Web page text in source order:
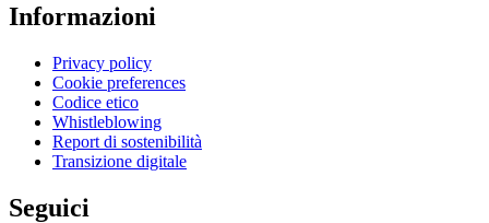
Informazioni
Privacy policy
Cookie preferences
Codice etico
Whistleblowing
Report di sostenibilità
Transizione digitale
Seguici